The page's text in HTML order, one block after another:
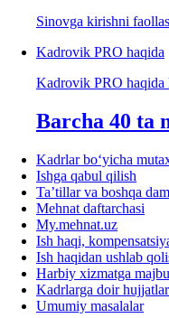
Sinovga kirishni
Kadrovik PRO haqida
Kadrovik PRO haqida
Barcha 40 ta
Kadrlar boʻyicha
Ishga qabul qilish
Ta’tillar va boshqa
Mehnat daftarchasi
My.mehnat.uz
Ish haqi,
Ish haqidan ushlab
Harbiy хizmatga
Kadrlarga doir hujjatlar
Umumiy masalalar